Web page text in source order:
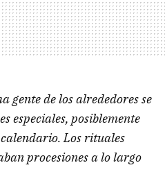
gente de los alrededores se
especiales, posiblemente
Los rituales
procesiones a lo largo